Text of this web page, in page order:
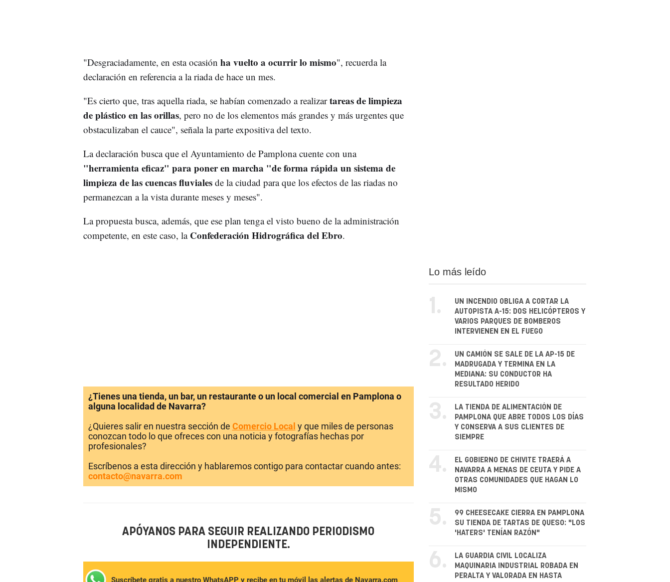
"Desgraciadamente, en esta ocasión ha vuelto a ocurrir lo mismo", recuerda la
declaración en referencia a la riada de hace un mes.
"Es cierto que, tras aquella riada, se habían comenzado a realizartareas de limpieza
de plástico en las orillas, pero no de los elementos más grandes y más urgentes que
obstaculizaban el cauce", señala la parte expositiva del texto.
La declaración busca que el Ayuntamiento de Pamplona cuente con una
"herramienta eficaz" para poner en marcha "de forma rápida un sistema de
limpieza de las cuencas fluviales de la ciudad para que los efectos de las riadas no
permanezcan a la vista durante meses y meses".
La propuesta busca, además, que ese plan tenga el visto bueno de la administración
competente, en este caso, la Confederación Hidrográfica del Ebro.
¿Tienes una tienda, un bar, un restaurante o un local comercial en Pamplona o
alguna localidad de Navarra?
¿Quieres salir en nuestra sección de Comercio Local y que miles de personas
conozcan todo lo que ofreces con una noticia y fotografías hechas por
profesionales?
Escríbenos a esta dirección y hablaremos contigo para contactar cuando antes:
contacto@navarra.com
APÓYANOS PARA SEGUIR REALIZANDO PERIODISMO
INDEPENDIENTE.
Suscríbete gratis a nuestro WhatsAPP y recibe en tu móvil las alertas de Navarra.com
Lo más leído
1.
UN INCENDIO OBLIGA A CORTAR LA
AUTOPISTA A-15: DOS HELICÓPTEROS Y
VARIOS PARQUES DE BOMBEROS
INTERVIENEN EN EL FUEGO
2.
UN CAMIÓN SE SALE DE LA AP-15 DE
MADRUGADA Y TERMINA EN LA
MEDIANA: SU CONDUCTOR HA
RESULTADO HERIDO
3.
LA TIENDA DE ALIMENTACIÓN DE
PAMPLONA QUE ABRE TODOS LOS DÍAS
Y CONSERVA A SUS CLIENTES DE
SIEMPRE
4.
EL GOBIERNO DE CHIVITE TRAERÁ A
NAVARRA A MENAS DE CEUTA Y PIDE A
OTRAS COMUNIDADES QUE HAGAN LO
MISMO
5.
99 CHEESECAKE CIERRA EN PAMPLONA
SU TIENDA DE TARTAS DE QUESO: "LOS
'HATERS' TENÍAN RAZÓN"
6.
LA GUARDIA CIVIL LOCALIZA
MAQUINARIA INDUSTRIAL ROBADA EN
PERALTA Y VALORADA EN HASTA